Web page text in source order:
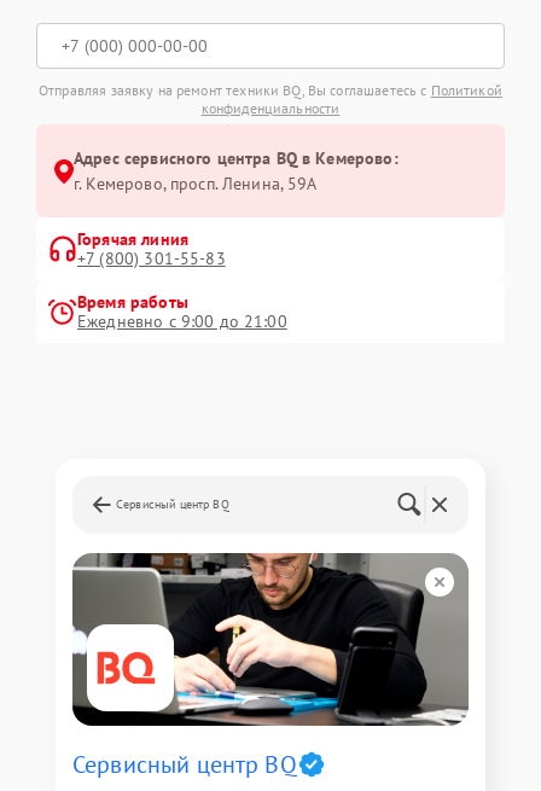
Отправляя заявку на ремонт техники BQ, Вы соглашаетесь с Политикой
конфиденциальности
Адрес сервисного центра BQ в Кемерово:
г. Кемерово, просп. Ленина, 59А
Горячая линия
+7 (800) 301-55-83
Время работы
Ежедневно с 9:00 до 21:00
Сервисный центр BQ
Сервисный центр BQ